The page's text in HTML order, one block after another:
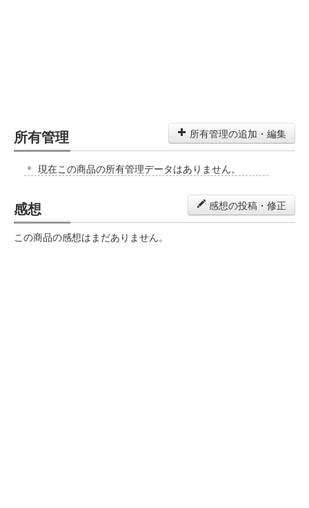
所有管理 所有管理の追加・編集
現在この商品の所有管理データはありません。
感想 感想の投稿・修正
この商品の感想はまだありません。